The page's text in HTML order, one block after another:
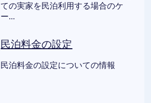
ての実家を民泊利用する場合のケ
ー...
民泊料金の設定
民泊料金の設定についての情報